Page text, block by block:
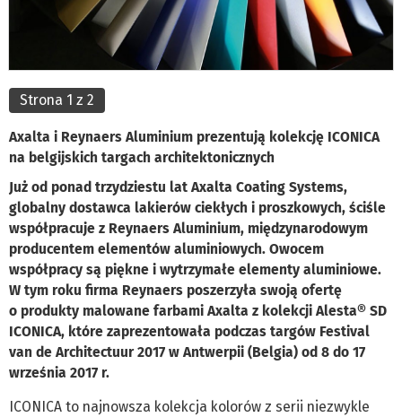
Strona 1 z 2
Axalta i Reynaers Aluminium prezentują kolekcję ICONICA
na belgijskich targach architektonicznych
Już od ponad trzydziestu lat Axalta Coating Systems,
globalny dostawca lakierów ciekłych i proszkowych, ściśle
współpracuje z Reynaers Aluminium, międzynarodowym
producentem elementów aluminiowych. Owocem
współpracy są piękne i wytrzymałe elementy aluminiowe.
W tym roku firma Reynaers poszerzyła swoją ofertę
o produkty malowane farbami Axalta z kolekcji Alesta® SD
ICONICA, które zaprezentowała podczas targów Festival
van de Architectuur 2017 w Antwerpii (Belgia) od 8 do 17
września 2017 r.
ICONICA to najnowsza kolekcja kolorów z serii niezwykle